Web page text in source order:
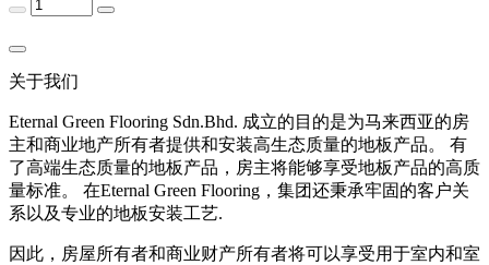
关于我们
Eternal Green Flooring Sdn.Bhd. 成立的目的是为马来西亚的房
主和商业地产所有者提供和安装高生态质量的地板产品。 有
了高端生态质量的地板产品，房主将能够享受地板产品的高质
量标准。 在Eternal Green Flooring，集团还秉承牢固的客户关
系以及专业的地板安装工艺.
因此，房屋所有者和商业财产所有者将可以享受用于室内和室